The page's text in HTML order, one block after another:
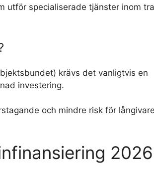
utför specialiserade tjänster inom
krävs det vanligtvis en
investering.
och mindre risk för
2026